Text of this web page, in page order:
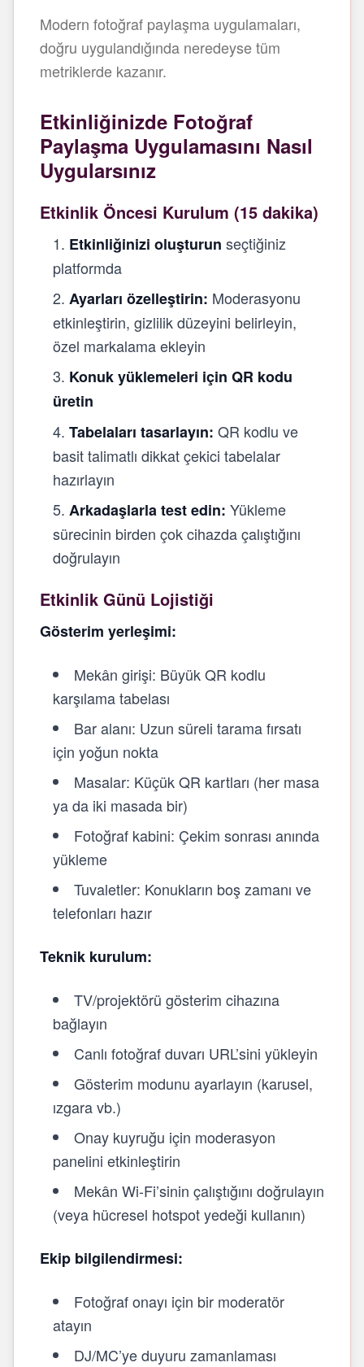
Modern fotoğraf paylaşma uygulamaları,
doğru uygulandığında neredeyse tüm
metriklerde kazanır.
Etkinliğinizde Fotoğraf
Paylaşma Uygulamasını Nasıl
Uygularsınız
Etkinlik Öncesi Kurulum (15 dakika)
Etkinliğinizi oluşturun seçtiğiniz
platformda
Ayarları özelleştirin: Moderasyonu
etkinleştirin, gizlilik düzeyini belirleyin,
özel markalama ekleyin
Konuk yüklemeleri için QR kodu
üretin
Tabelaları tasarlayın: QR kodlu ve
basit talimatlı dikkat çekici tabelalar
hazırlayın
Arkadaşlarla test edin: Yükleme
sürecinin birden çok cihazda çalıştığını
doğrulayın
Etkinlik Günü Lojistiği
Gösterim yerleşimi:
Mekân girişi: Büyük QR kodlu
karşılama tabelası
Bar alanı: Uzun süreli tarama fırsatı
için yoğun nokta
Masalar: Küçük QR kartları (her masa
ya da iki masada bir)
Fotoğraf kabini: Çekim sonrası anında
yükleme
Tuvaletler: Konukların boş zamanı ve
telefonları hazır
Teknik kurulum:
TV/projektörü gösterim cihazına
bağlayın
Canlı fotoğraf duvarı URL’sini yükleyin
Gösterim modunu ayarlayın (karusel,
ızgara vb.)
Onay kuyruğu için moderasyon
panelini etkinleştirin
Mekân Wi‑Fi’sinin çalıştığını doğrulayın
(veya hücresel hotspot yedeği kullanın)
Ekip bilgilendirmesi:
Fotoğraf onayı için bir moderatör
atayın
DJ/MC’ye duyuru zamanlaması